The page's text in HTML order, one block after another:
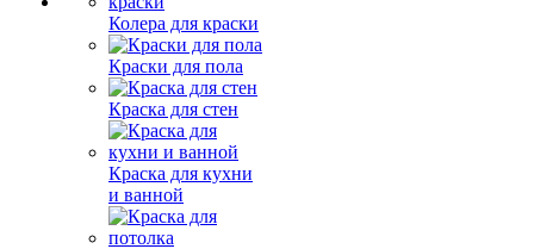
Колера для краски
Краски для пола
Краска для стен
Краска для кухни
и ванной